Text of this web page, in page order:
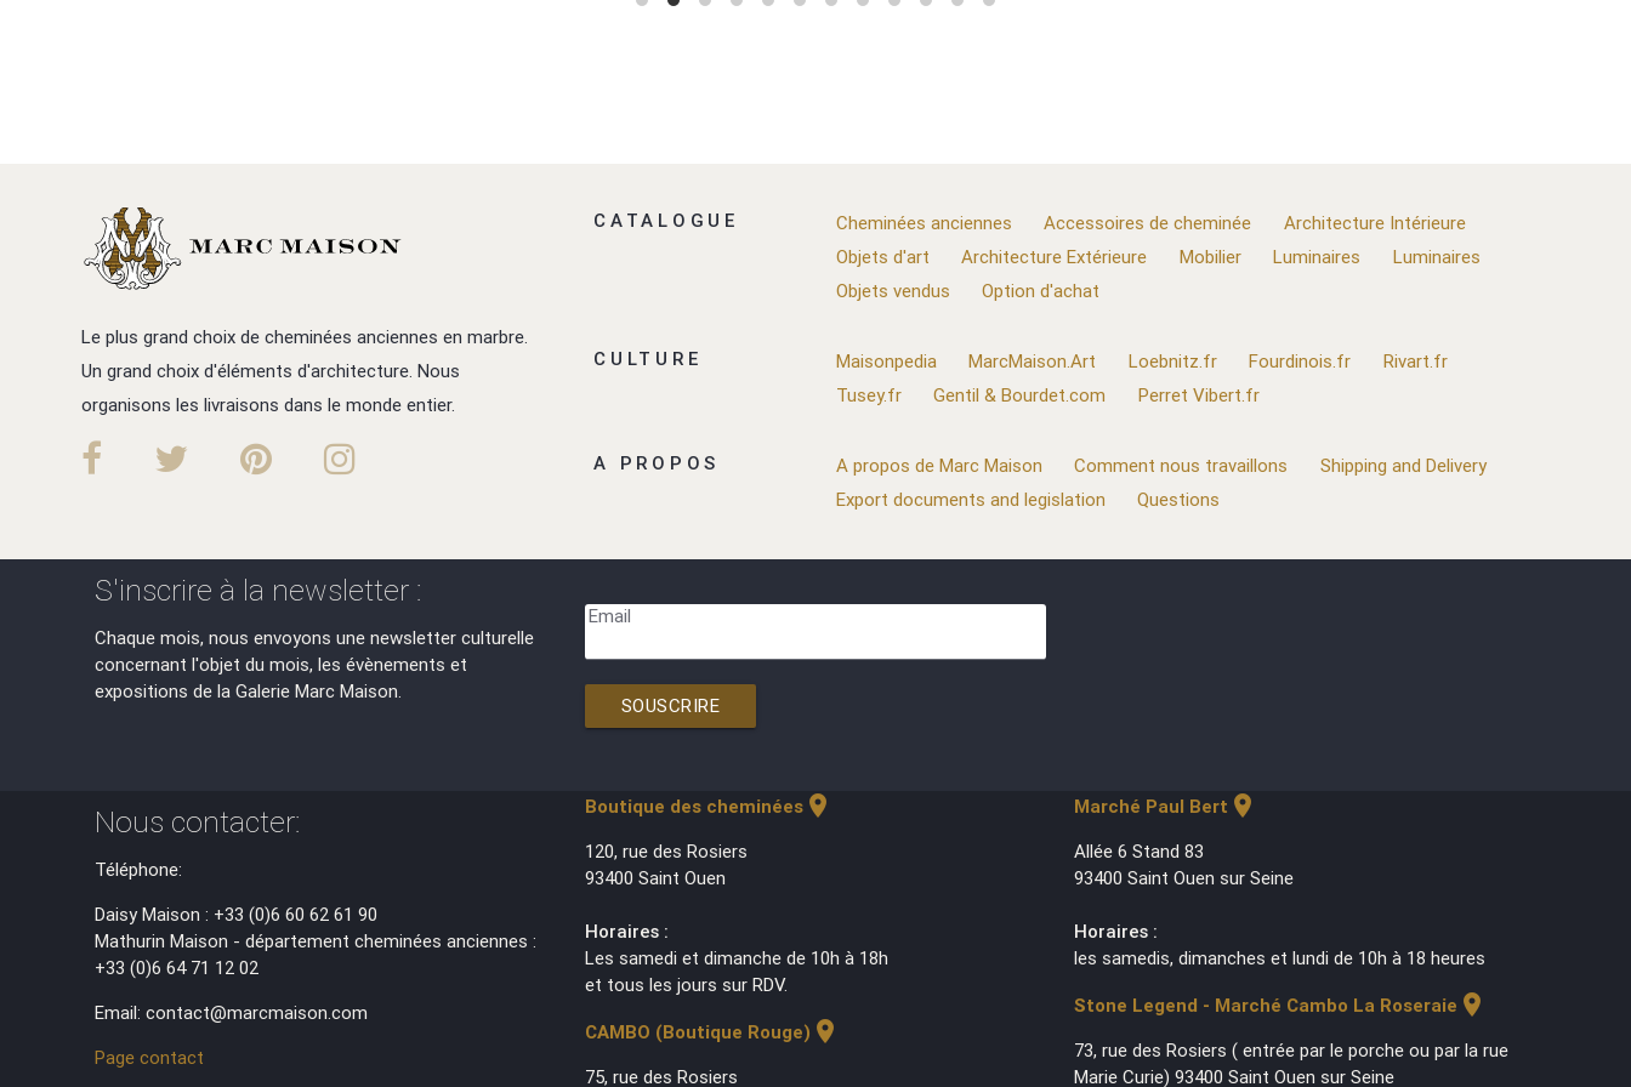
Le plus grand choix de cheminées anciennes en marbre.
Un grand choix d'éléments d'architecture. Nous
organisons les livraisons dans le monde entier.
CATALOGUE Cheminées anciennes Accessoires de cheminée
Architecture Intérieure
Objets d'art
Architecture Extérieure Mobilier Luminaires
Luminaires
Objets vendus
Option d'achat
CULTURE Maisonpedia MarcMaison.Art Loebnitz.fr Fourdinois.fr
Rivart.fr
Tusey.fr
Gentil & Bourdet.com Perret Vibert.fr
A PROPOS A propos de Marc Maison Comment nous travaillons
Shipping and Delivery
Export documents and legislation
Questions
S'inscrire à la newsletter :
Chaque mois, nous envoyons une newsletter culturelle
concernant l'objet du mois, les évènements et
expositions de la Galerie Marc Maison.
Email
SOUSCRIRE
Nous contacter:
Téléphone:
Daisy Maison : +33 (0)6 60 62 61 90
Mathurin Maison - département cheminées anciennes :
+33 (0)6 64 71 12 02
Email: contact@marcmaison.com
Page contact
Boutique des cheminéeslocation_on
120, rue des Rosiers
93400 Saint Ouen
Horaires :
Les samedi et dimanche de 10h à 18h
et tous les jours sur RDV.
CAMBO (Boutique Rouge) location_on
75, rue des Rosiers
Marché Paul Bert location_on
Allée 6 Stand 83
93400 Saint Ouen sur Seine
Horaires :
les samedis, dimanches et lundi de 10h à 18 heures
Stone Legend - Marché Cambo La Roseraie location_on
73, rue des Rosiers ( entrée par le porche ou par la rue
Marie Curie) 93400 Saint Ouen sur Seine